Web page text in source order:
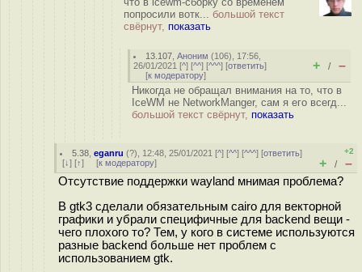
попросили вотк... большой текст
свёрнут, показать
13.107 ,Аноним (106), 17:56,
26/01/2021 [^] [^^] [^^^] [ответить]
[к модератору]
+ / –
Никогда не обращал внимания на то, что в
IceWM не NetworkManger, сам я его всегд...
большой текст свёрнут, показать
5.38 ,eganru (?), 12:48, 25/01/2021 [^] [^^] [^^^] [ответить]
[↓] [↑] [к модератору]
+2
+ / –
Отсутствие поддержки wayland мнимая проблема?
В gtk3 сделали обязательным cairo для векторной
графики и убрали специфичные для backend вещи -
чего плохого то? Тем, у кого в системе используются
разные backend больше нет проблем с
использованием gtk.